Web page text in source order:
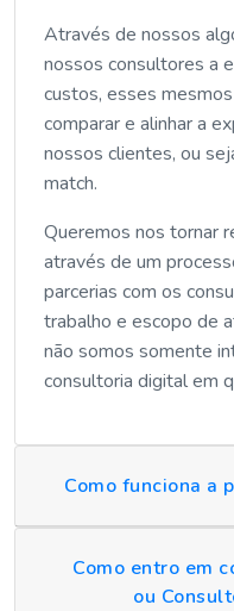
Através de nossos
nossos consultores a
custos, esses
comparar e alinhar a
nossos clientes, ou
match.
Queremos nos tornar
através de um
parcerias com os
trabalho e escopo de
não somos somente
consultoria digital em
Como funciona a
Como entro em
ou